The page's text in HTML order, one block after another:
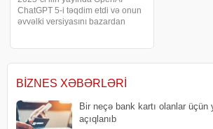
ChatGPT 5-i təqdim etdi və onun
əvvəlki versiyasını bazardan
robot yoldaşını itirdiklərinə görə
narazılı
BIZNES XƏBƏRLƏRI
Bir neçə bank kartı olanlar üçün
açıqlanıb